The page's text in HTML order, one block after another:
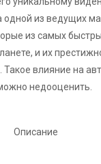
одной из ведущих
из самых
и их
Такое влияние на
недооценить.
Описание